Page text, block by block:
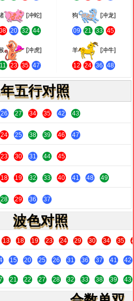
[冲蛇]
20 32 44
狗 [冲龙]
09 21 33 45
[冲虎]
11 23 35 47
羊 [冲牛]
12 24 36 48
五行对照
26 27 34 35 42 43
24 25 38 39 46 47
23 30 31 44 45
18 19 32 33 40 41 48 49
28 29 36 37
波色对照
13 18 19 23 24 29 30 34 35
15 20 25 26 31 36 37 41 42
21 22 27 28 32 33 38 39 43